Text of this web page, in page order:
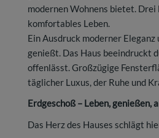
modernen Wohnens bietet.
komfortables Leben.
Ein Ausdruck moderner
genießt. Das Haus beeindruckt
offenlässt. Großzügige
täglicher Luxus, der Ruhe und
Erdgeschoß – Leben, genießen,
Das Herz des Hauses schlägt